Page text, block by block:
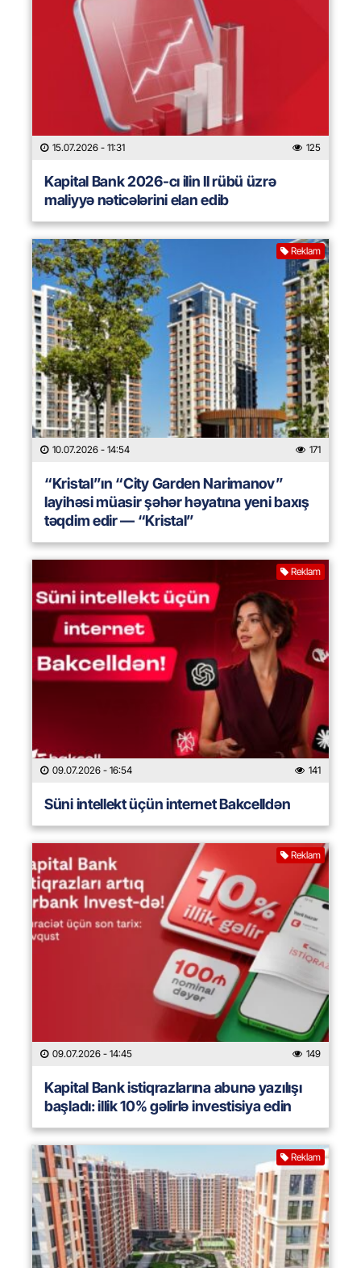
15.07.2026 - 11:31 125
Kapital Bank 2026-cı ilin II rübü üzrə
maliyyə nəticələrini elan edib
Reklam
10.07.2026 - 14:54 171
“Kristal”ın “City Garden Narimanov”
layihəsi müasir şəhər həyatına yeni baxış
təqdim edir — “Kristal”
Reklam
09.07.2026 - 16:54 141
Süni intellekt üçün internet Bakcelldən
Reklam
09.07.2026 - 14:45 149
Kapital Bank istiqrazlarına abunə yazılışı
başladı: illik 10% gəlirlə investisiya edin
Reklam